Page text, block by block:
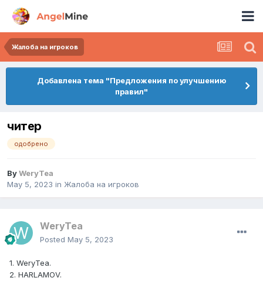
Жалоба на игроков
Добавлена тема "Предложения по улучшению
правил"
читер
одобрено
ByWeryTea
May 5, 2023 in Жалоба на игроков
WeryTea
Posted May 5, 2023
1. WeryTea.
2. HARLAMOV.